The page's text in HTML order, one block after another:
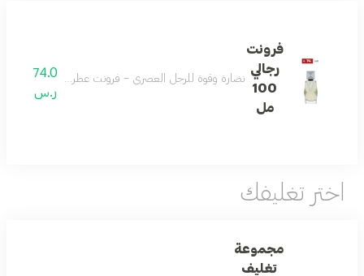
فرونت
رجالي
100
مل
نضارة وقوة للرجل العصري – فرونت عطر رجالي منعش
74.0
ر.س
اختر تغليفك
مجموعة
تغليف